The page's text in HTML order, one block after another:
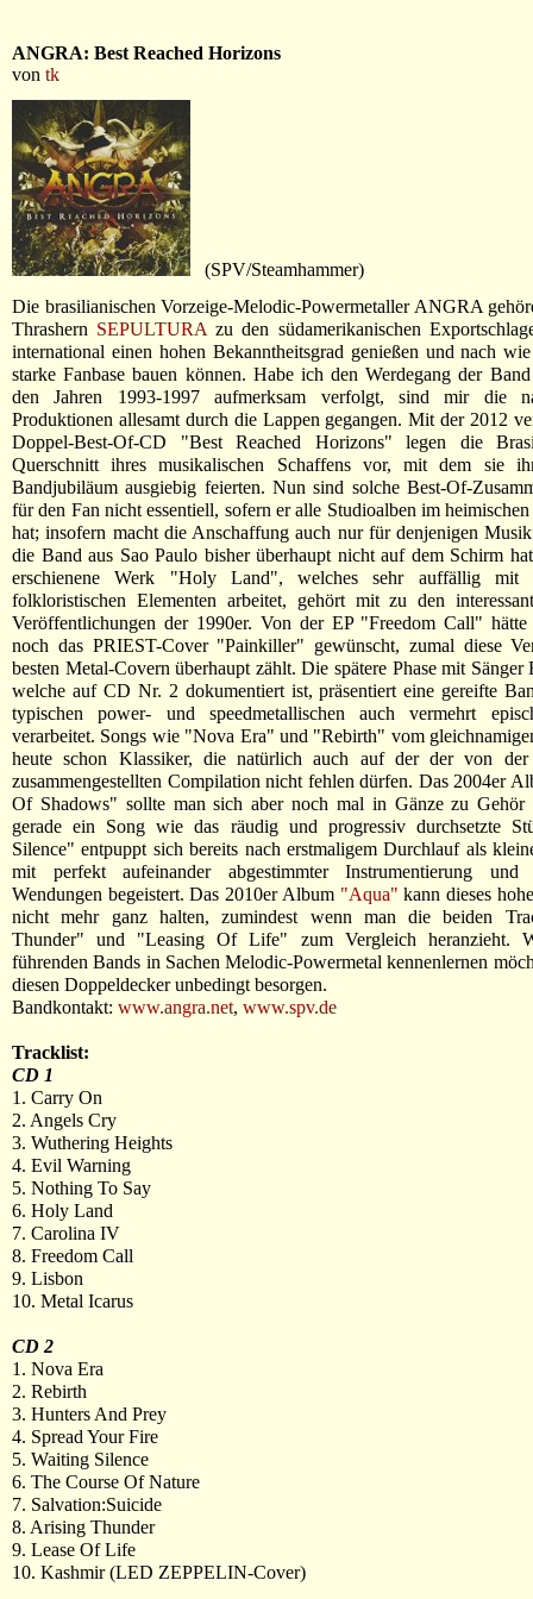
ANGRA: Best Reached Horizons
von tk
(SPV/Steamhammer)
Die brasilianischen Vorzeige-Melodic-Powermetaller ANGRA
Thrashern SEPULTURA zu den südamerikanischen
international einen hohen Bekanntheitsgrad genießen und nach
starke Fanbase bauen können. Habe ich den Werdegang der
den Jahren 1993-1997 aufmerksam verfolgt, sind mir die
Produktionen allesamt durch die Lappen gegangen. Mit der 2012
Doppel-Best-Of-CD "Best Reached Horizons" legen die
Querschnitt ihres musikalischen Schaffens vor, mit dem sie
Bandjubiläum ausgiebig feierten. Nun sind solche Best-Of-
für den Fan nicht essentiell, sofern er alle Studioalben im heimischen
hat; insofern macht die Anschaffung auch nur für denjenigen
die Band aus Sao Paulo bisher überhaupt nicht auf dem Schirm
erschienene Werk "Holy Land", welches sehr auffällig mit
folkloristischen Elementen arbeitet, gehört mit zu den
Veröffentlichungen der 1990er. Von der EP "Freedom Call"
noch das PRIEST-Cover "Painkiller" gewünscht, zumal diese
besten Metal-Covern überhaupt zählt. Die spätere Phase mit Sänger
welche auf CD Nr. 2 dokumentiert ist, präsentiert eine gereifte
typischen power- und speedmetallischen auch vermehrt
verarbeitet. Songs wie "Nova Era" und "Rebirth" vom
heute schon Klassiker, die natürlich auch auf der der von der
zusammengestellten Compilation nicht fehlen dürfen. Das 2004er
Of Shadows" sollte man sich aber noch mal in Gänze zu Gehör
gerade ein Song wie das räudig und progressiv durchsetzte
Silence" entpuppt sich bereits nach erstmaligem Durchlauf als
mit perfekt aufeinander abgestimmter Instrumentierung und
Wendungen begeistert. Das 2010er Album "Aqua" kann dieses
nicht mehr ganz halten, zumindest wenn man die beiden
Thunder" und "Leasing Of Life" zum Vergleich heranzieht.
führenden Bands in Sachen Melodic-Powermetal kennenlernen
diesen Doppeldecker unbedingt besorgen.
Bandkontakt: www.angra.net, www.spv.de
Tracklist:
CD 1
1. Carry On
2. Angels Cry
3. Wuthering Heights
4. Evil Warning
5. Nothing To Say
6. Holy Land
7. Carolina IV
8. Freedom Call
9. Lisbon
10. Metal Icarus
CD 2
1. Nova Era
2. Rebirth
3. Hunters And Prey
4. Spread Your Fire
5. Waiting Silence
6. The Course Of Nature
7. Salvation:Suicide
8. Arising Thunder
9. Lease Of Life
10. Kashmir (LED ZEPPELIN-Cover)